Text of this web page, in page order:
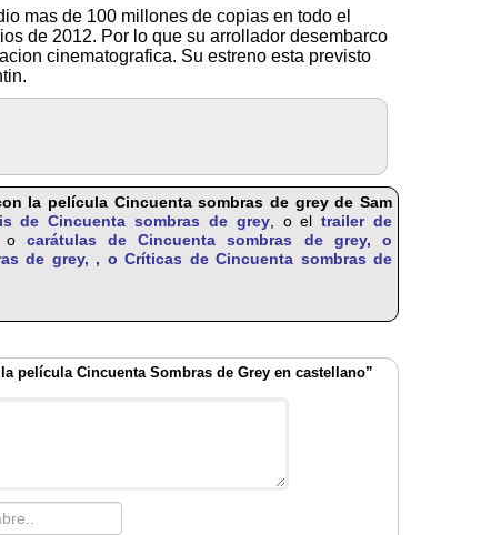
mas de 100 millones de copias en todo el
de 2012. Por lo que su arrollador desembarco
cinematografica. Su estreno esta previsto
la película Cincuenta sombras de grey de Sam
de Cincuenta sombras de grey, o eltrailer de
o carátulas de Cincuenta sombras de grey, o
de grey, , o Críticas de Cincuenta sombras de
película Cincuenta Sombras de Grey en castellano”